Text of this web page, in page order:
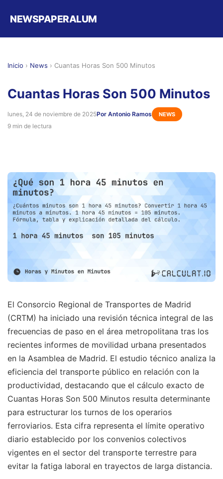
NEWSPAPERALUM
Inicio › News › Cuantas Horas Son 500 Minutos
Cuantas Horas Son 500 Minutos
lunes, 24 de noviembre de 2025Por Antonio Ramos NEWS
9 min de lectura
El Consorcio Regional de Transportes de Madrid
(CRTM) ha iniciado una revisión técnica integral de las
frecuencias de paso en el área metropolitana tras los
recientes informes de movilidad urbana presentados
en la Asamblea de Madrid. El estudio técnico analiza la
eficiencia del transporte público en relación con la
productividad, destacando que el cálculo exacto de
Cuantas Horas Son 500 Minutos resulta determinante
para estructurar los turnos de los operarios
ferroviarios. Esta cifra representa el límite operativo
diario establecido por los convenios colectivos
vigentes en el sector del transporte terrestre para
evitar la fatiga laboral en trayectos de larga distancia.